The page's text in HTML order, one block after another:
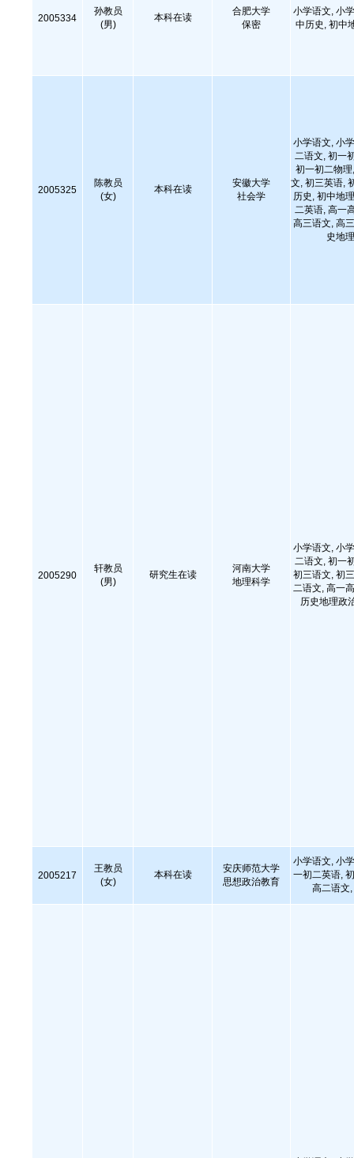
2005334
孙教员
(男)
本科在读
合肥大学
保密
小学语文, 小
中历史, 初中
2005325
陈教员
(女)
本科在读
安徽大学
社会学
小学语文, 小
二语文, 初一
初一初二物
文, 初三英语,
历史, 初中地
二英语, 高一
高三语文, 高
史地
2005290
轩教员
(男)
研究生在读
河南大学
地理科学
小学语文, 小
二语文, 初一
初三语文, 初
二语文, 高一
历史地理政
2005217
王教员
(女)
本科在读
安庆师范大学
思想政治教育
小学语文, 小
一初二英语,
高二语文